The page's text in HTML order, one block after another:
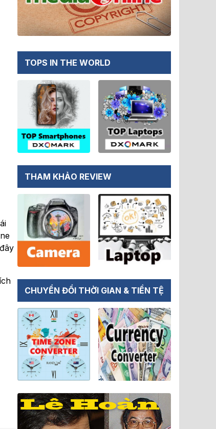
TOPS IN THE WORLD
THAM KHẢO REVIEW
CHUYỂN ĐỔI THỜI GIAN & TIỀN TỆ